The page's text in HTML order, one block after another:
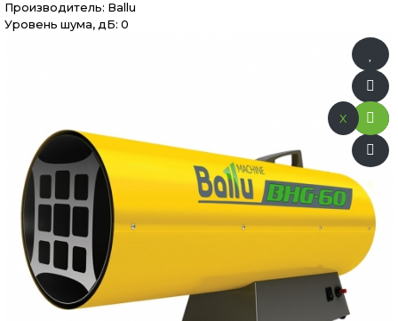
Производитель: Ballu
Уровень шума, дБ: 0
x